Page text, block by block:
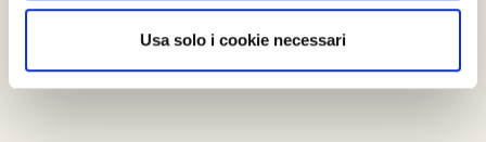
Usa solo i cookie necessari